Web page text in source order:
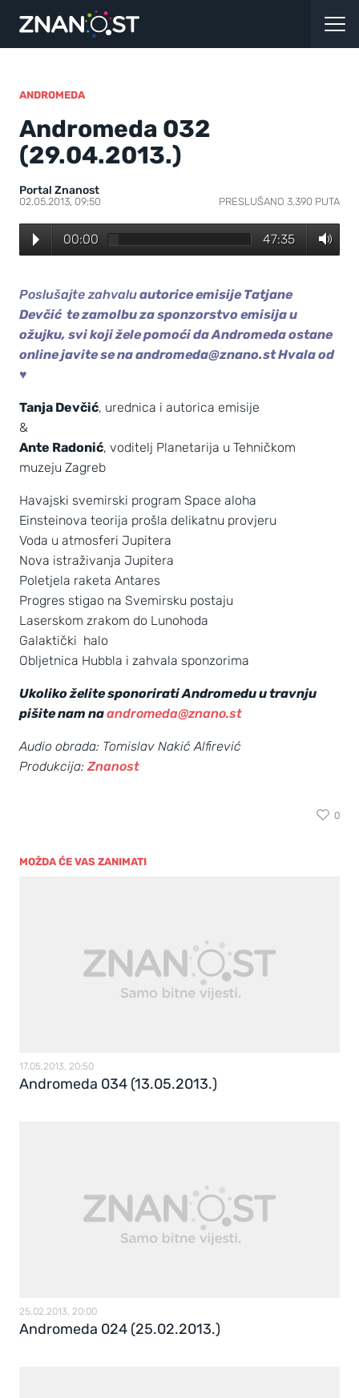
ANDROMEDA
Andromeda 032
(29.04.2013.)
Portal Znanost
02.05.2013, 09:50 PRESLUŠANO 3.390 PUTA
00:00 47:35
Poslušajte zahvaluautorice emisije Tatjane
Devčić te zamolbu za sponzorstvo emisija u
ožujku, svi koji žele pomoći da Andromeda ostane
online javite se na andromeda@znano.st Hvala od
♥
Tanja Devčić, urednica i autorica emisije
&
Ante Radonić, voditelj Planetarija u Tehničkom
muzeju Zagreb
Havajski svemirski program Space aloha
Einsteinova teorija prošla delikatnu provjeru
Voda u atmosferi Jupitera
Nova istraživanja Jupitera
Poletjela raketa Antares
Progres stigao na Svemirsku postaju
Laserskom zrakom do Lunohoda
Galaktički halo
Obljetnica Hubbla i zahvala sponzorima
Ukoliko želite sponorirati Andromedu u travnju
pišite nam naandromeda@znano.st
Audio obrada: Tomislav Nakić Alfirević
Produkcija:Znanost
0
MOŽDA ĆE VAS ZANIMATI
17.05.2013, 20:50
Andromeda 034 (13.05.2013.)
25.02.2013, 20:00
Andromeda 024 (25.02.2013.)